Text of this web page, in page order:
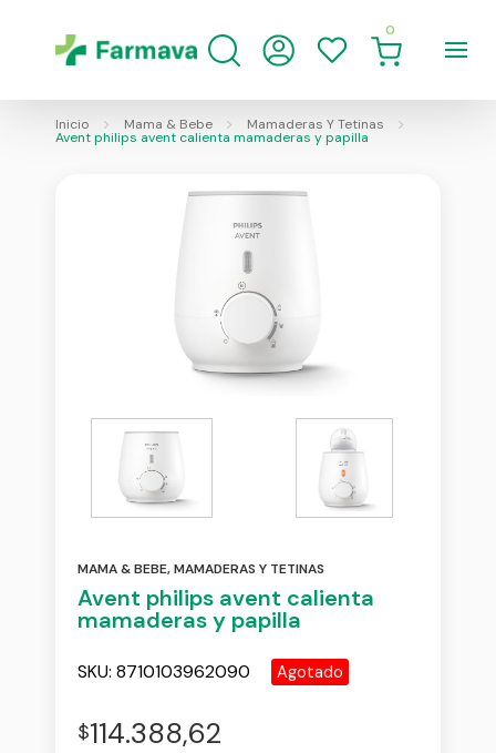
0
Inicio Mama & Bebe Mamaderas Y Tetinas
Avent philips avent calienta mamaderas y papilla
MAMA & BEBE,MAMADERAS Y TETINAS
Avent philips avent calienta
mamaderas y papilla
SKU: 8710103962090 Agotado
$114.388,62